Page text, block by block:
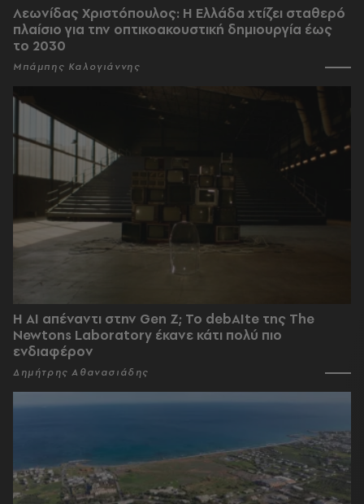
Λεωνίδας Χριστόπουλος: Η Ελλάδα χτίζει σταθερό
πλαίσιο για την οπτικοακουστική δημιουργία έως
το 2030
Μπάμπης Καλογιάννης
Η AI απέναντι στην Gen Z; Το debAIte της The
Newtons Laboratory έκανε κάτι πολύ πιο
ενδιαφέρον
Δημήτρης Αθανασιάδης